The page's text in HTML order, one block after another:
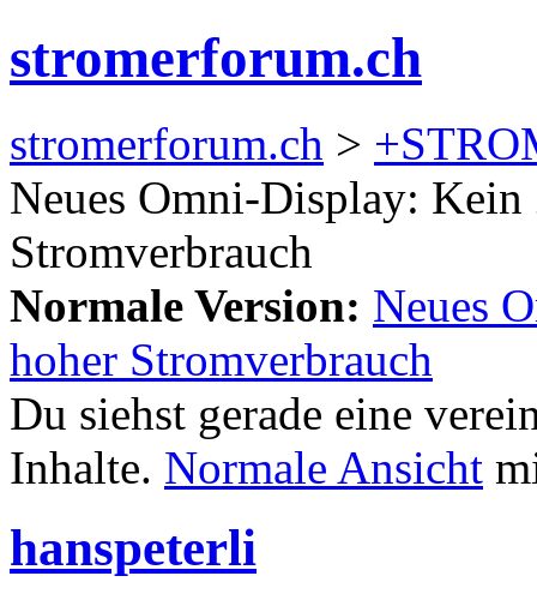
stromerforum.ch
stromerforum.ch >
Neues Omni-Display:
Stromverbrauch
Normale Version: Neues
hoher Stromverbrauch
Du siehst gerade eine
Inhalte. Normale Ansicht
hanspeterli